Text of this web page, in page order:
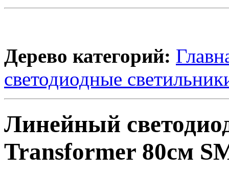
Дерево категорий:
светодиодные
Линейный
Transformer 80см